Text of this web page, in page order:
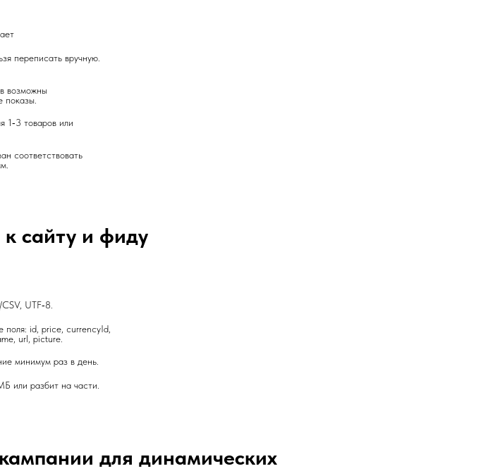
переписать вручную.
возможны
показы.
1‑3 товаров или
соответствовать
сайту и фиду
UTF‑8.
поля: id, price, currencyId,
url, picture.
минимум раз в день.
или разбит на части.
для динамических